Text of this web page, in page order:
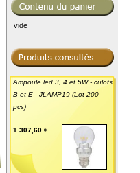
vide
Ampoule led 3, 4 et 5W - culots
B et E - JLAMP19 (Lot 200
pcs)
1 307,60 €